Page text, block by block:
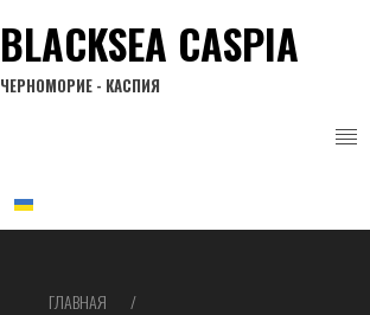
BLACKSEA CASPIA
ЧЕРНОМОРИЕ - КАСПИЯ
ГЛАВНАЯ